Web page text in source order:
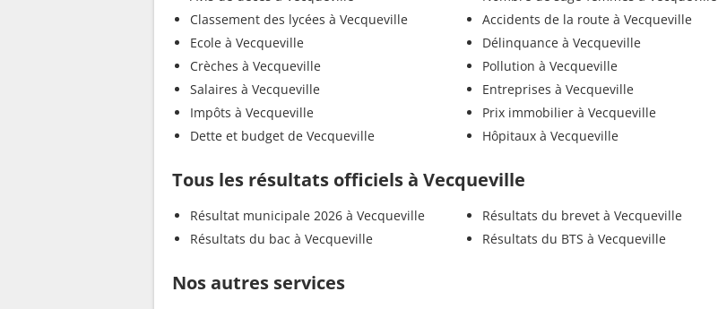
Classement des lycées à Vecqueville
Ecole à Vecqueville
Crèches à Vecqueville
Salaires à Vecqueville
Impôts à Vecqueville
Dette et budget de Vecqueville
Accidents de la route à Vecqueville
Délinquance à Vecqueville
Pollution à Vecqueville
Entreprises à Vecqueville
Prix immobilier à Vecqueville
Hôpitaux à Vecqueville
Tous les résultats officiels à Vecqueville
Résultat municipale 2026 à Vecqueville
Résultats du bac à Vecqueville
Résultats du brevet à Vecqueville
Résultats du BTS à Vecqueville
Nos autres services